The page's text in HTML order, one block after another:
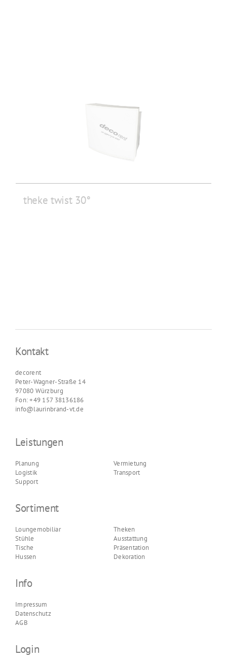
theke twist 30°
Kontakt
decorent
Peter-Wagner-Straße 14
97080 Würzburg
Fon: +49 157 38136186
info@laurinbrand-vt.de
Leistungen
Planung
Logistik
Support
Vermietung
Transport
Sortiment
Loungemobiliar
Stühle
Tische
Hussen
Theken
Ausstattung
Präsentation
Dekoration
Info
Impressum
Datenschutz
AGB
Login